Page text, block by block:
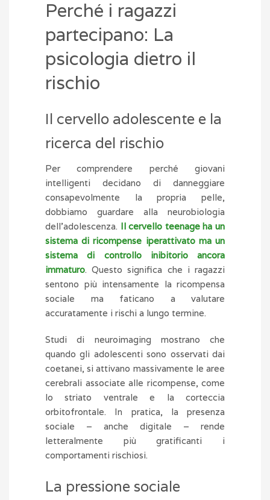
Perché i ragazzi
partecipano: La
psicologia dietro il
rischio
Il cervello adolescente e la
ricerca del rischio
Per comprendere perché giovani
intelligenti decidano di danneggiare
consapevolmente la propria pelle,
dobbiamo guardare alla neurobiologia
dell’adolescenza. Il cervello teenage ha un
sistema di ricompense iperattivato ma un
sistema di controllo inibitorio ancora
immaturo. Questo significa che i ragazzi
sentono più intensamente la ricompensa
sociale ma faticano a valutare
accuratamente i rischi a lungo termine.
Studi di neuroimaging mostrano che
quando gli adolescenti sono osservati dai
coetanei, si attivano massivamente le aree
cerebrali associate alle ricompense, come
lo striato ventrale e la corteccia
orbitofrontale. In pratica, la presenza
sociale – anche digitale – rende
letteralmente più gratificanti i
comportamenti rischiosi.
La pressione sociale